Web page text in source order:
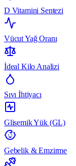
D Vitamini Sentezi
Vücut Yağ Oranı
İdeal Kilo Analizi
Sıvı İhtiyacı
Glisemik Yük (GL)
Gebelik & Emzirme